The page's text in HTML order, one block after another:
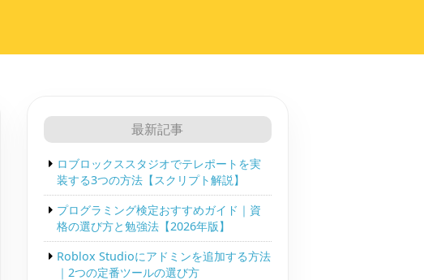
最新記事
ロブロックススタジオでテレポートを実
装する3つの方法【スクリプト解説】
プログラミング検定おすすめガイド｜資
格の選び方と勉強法【2026年版】
Roblox Studioにアドミンを追加する方法
｜2つの定番ツールの選び方